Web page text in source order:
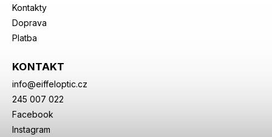
Kontakty
Doprava
Platba
KONTAKT
info@eiffeloptic.cz
245 007 022
Facebook
Instagram